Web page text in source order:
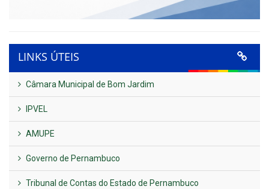
LINKS ÚTEIS
Câmara Municipal de Bom Jardim
IPVEL
AMUPE
Governo de Pernambuco
Tribunal de Contas do Estado de Pernambuco